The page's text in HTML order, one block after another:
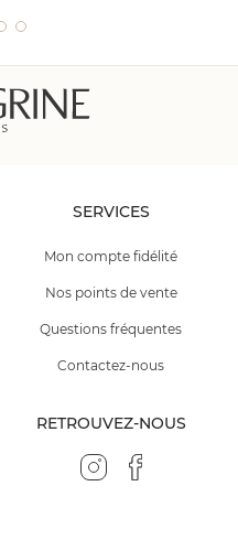
SERVICES
Mon compte fidélité
Nos points de vente
Questions fréquentes
Contactez-nous
RETROUVEZ-NOUS